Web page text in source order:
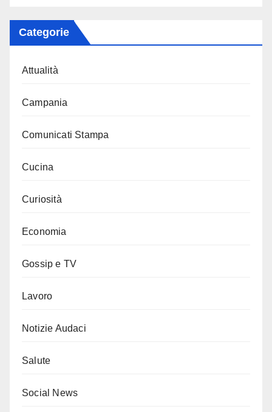
Categorie
Attualità
Campania
Comunicati Stampa
Cucina
Curiosità
Economia
Gossip e TV
Lavoro
Notizie Audaci
Salute
Social News